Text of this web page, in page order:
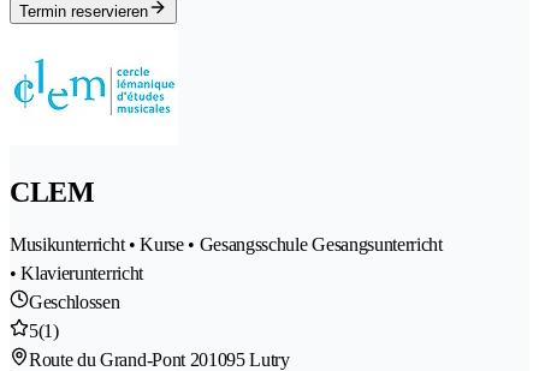
Termin reservieren
CLEM
Musikunterricht • Kurse • Gesangsschule Gesangsunterricht
• Klavierunterricht
Geschlossen
5(1)
Route du Grand-Pont 201095 Lutry